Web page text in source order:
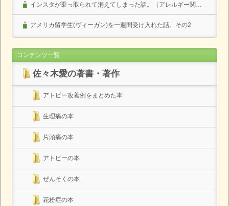
インスタが乗っ取られて消えてしまった話。（アレルギー関係なし）
アメリカ留学生(ヴィーガン)を一週間受け入れた話。その2
コンテンツ一覧
佐々木愛の著書・著作
アトピー改善例をまとめた本
生理痛の本
片頭痛の本
アトピーの本
ぜんそくの本
花粉症の本